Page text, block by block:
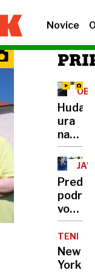
Novice
Huda
ura
na
V
zalilo
šolo,
zaprte
LPP.
Koliko
bi
stala
TENIS
New
York